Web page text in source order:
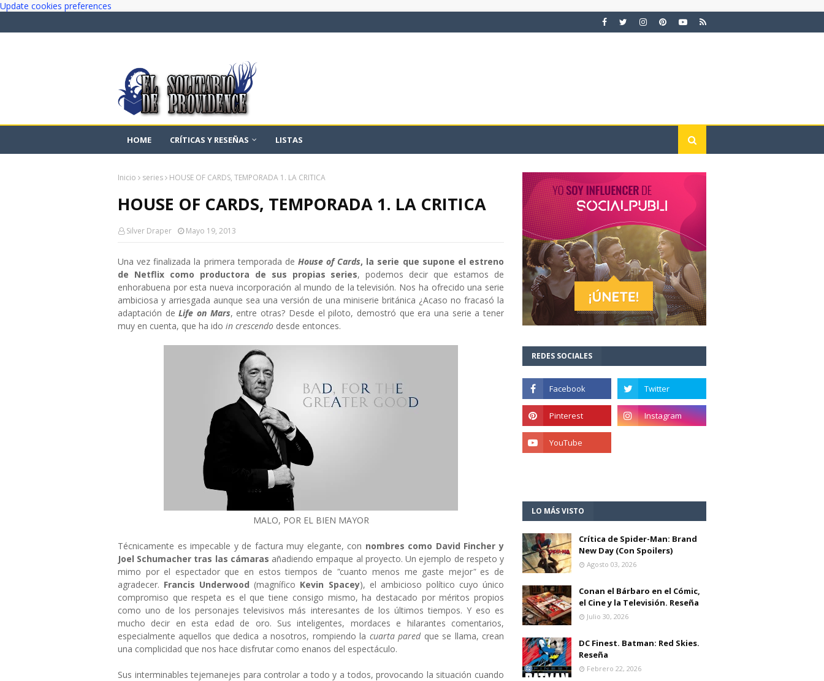
Update cookies preferences
HOME CRÍTICAS Y RESEÑAS LISTAS
Inicio series HOUSE OF CARDS, TEMPORADA 1. LA CRITICA
HOUSE OF CARDS, TEMPORADA 1. LA CRITICA
Silver Draper Mayo 19, 2013
Una vez finalizada la primera temporada de House of Cards, la serie que supone el estreno
de Netflix como productora de sus propias series, podemos decir que estamos de
enhorabuena por esta nueva incorporación al mundo de la televisión. Nos ha ofrecido una serie
ambiciosa y arriesgada aunque sea una versión de una miniserie británica ¿Acaso no fracasó la
adaptación deLife on Mars, entre otras? Desde el piloto, demostró que era una serie a tener
muy en cuenta, que ha ido in crescendo desde entonces.
MALO, POR EL BIEN MAYOR
Técnicamente es impecable y de factura muy elegante, con nombres como David Fincher y
Joel Schumacher tras las cámaras añadiendo empaque al proyecto. Un ejemplo de respeto y
mimo por el espectador que en estos tiempos de "cuanto menos me gaste mejor"es de
agradecer. Francis Underwood (magnífico Kevin Spacey), el ambicioso político cuyo único
compromiso que respeta es el que tiene consigo mismo, ha destacado por méritos propios
como uno de los personajes televisivos más interesantes de los últimos tiempos. Y eso es
mucho decir en esta edad de oro. Sus inteligentes, mordaces e hilarantes comentarios,
especialmente aquellos que dedica a nosotros, rompiendo la cuarta paredque se llama, crean
una complicidad que nos hace disfrutar como enanos del espectáculo.
Sus interminables tejemanejes para controlar a todo y a todos, provocando la situación cuando
REDES SOCIALES
LO MÁS VISTO
Crítica de Spider-Man: Brand
New Day (Con Spoilers)
Agosto 03, 2026
Conan el Bárbaro en el Cómic,
el Cine y la Televisión. Reseña
Julio 30, 2026
DC Finest. Batman: Red Skies.
Reseña
Febrero 22, 2026